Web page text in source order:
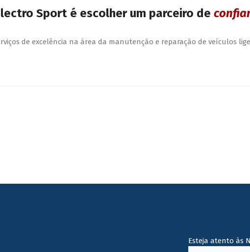
Sport é escolher um parceiro de
de excelência na área da manutenção e reparação de veículos
Esteja atento às